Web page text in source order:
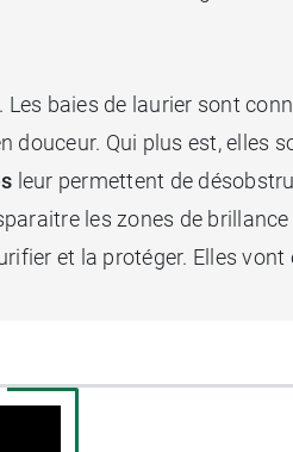
. Les baies de laurier sont
douceur. Qui plus est, elles
leur permettent de
les zones de brillance
et la protéger. Elles vont
à l’eczéma ou encore au
sceau de son fabricant qui